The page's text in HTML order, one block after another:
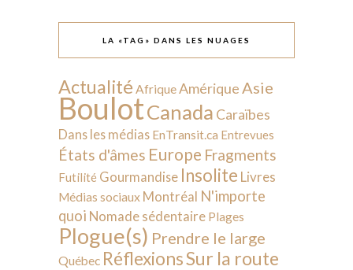
LA «TAG» DANS LES NUAGES
Actualité AfriqueAmérique Asie
BoulotCanada Caraïbes
Dans les médias EnTransit.ca Entrevues
États d'âmes Europe Fragments
Futilité Gourmandise Insolite Livres
Médias sociaux Montréal N'importe
quoi Nomade sédentaire Plages
Plogue(s) Prendre le large
Québec RéflexionsSur la route